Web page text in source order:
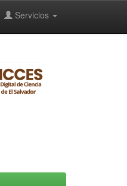
Servicios